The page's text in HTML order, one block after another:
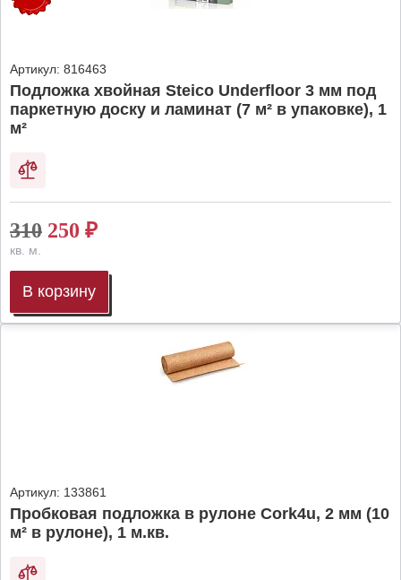
Артикул: 816463
Подложка хвойная Steico Underfloor 3 мм под
паркетную доску и ламинат (7 м² в упаковке), 1
м²
310 250 ₽
кв. м.
В корзину
Артикул: 133861
Пробковая подложка в рулоне Cork4u, 2 мм (10
м² в рулоне), 1 м.кв.